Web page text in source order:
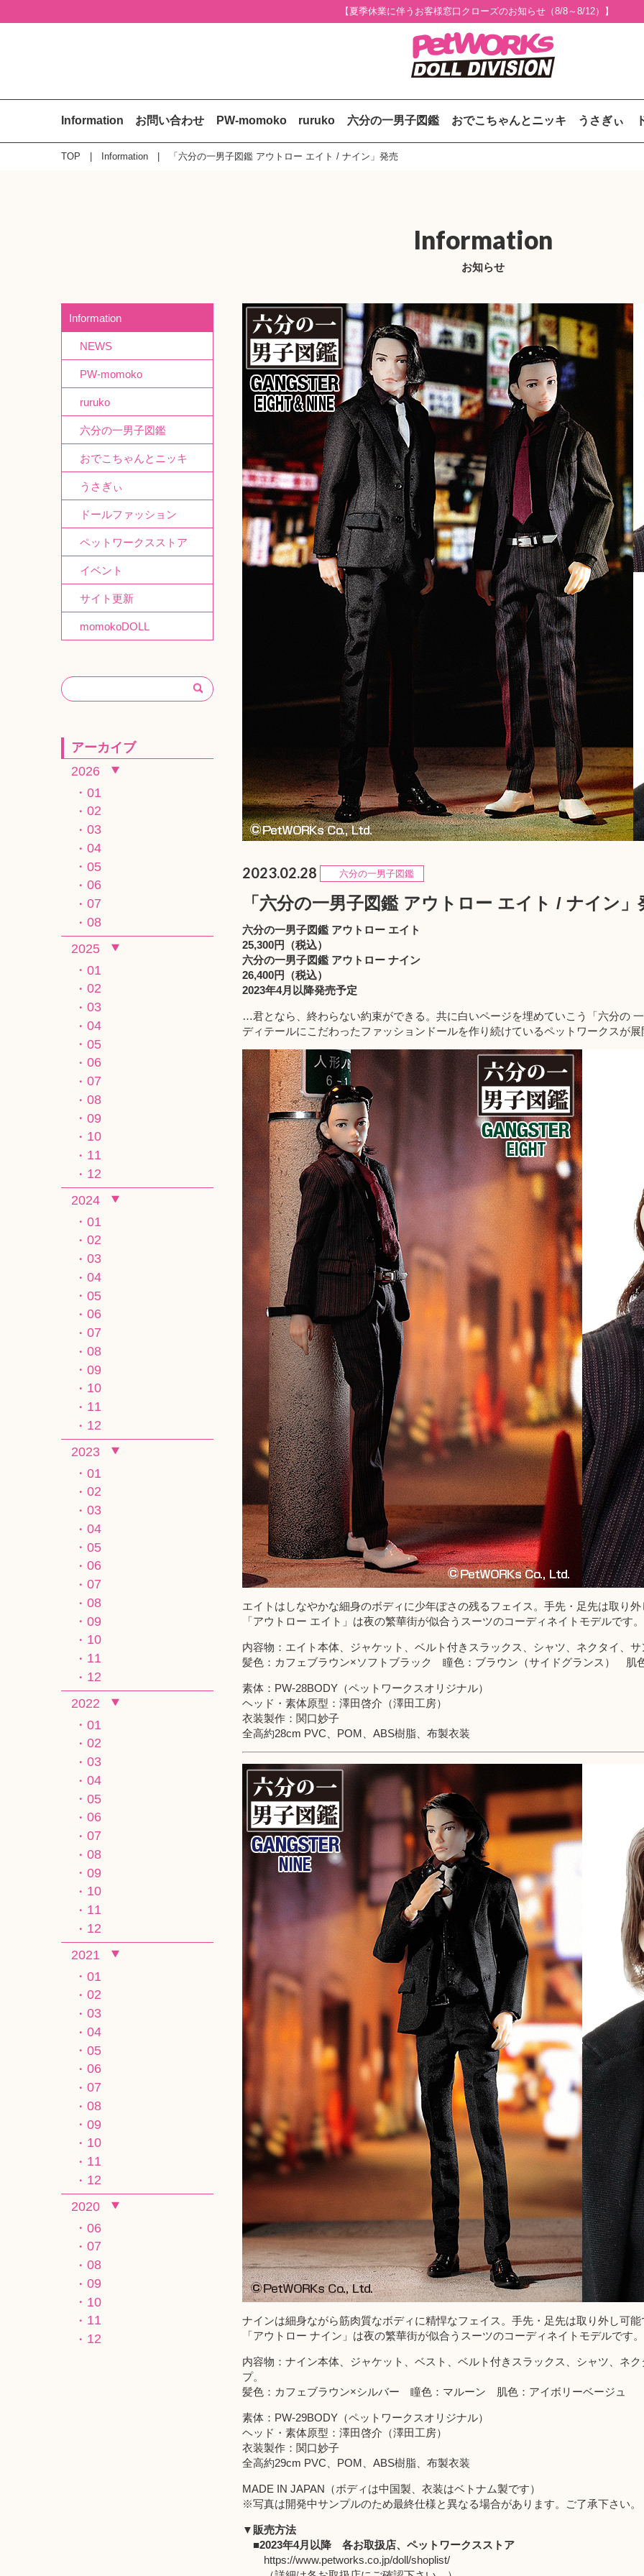
【夏季休業に伴うお客様窓口クローズのお知らせ（8/8～8/12）】
Information お問い合わせ PW-momoko ruruko 六分の一男子図鑑 おでこちゃんとニッキ うさぎぃ
TOP Information 「六分の一男子図鑑 アウトロー エイト / ナイン」発売
Information
お知らせ
2023.02.28 六分の一男子図鑑
「六分の一男子図鑑 アウトロー エイト / ナイン」
六分の一男子図鑑 アウトロー エイト
25,300円（税込）
六分の一男子図鑑 アウトロー ナイン
26,400円（税込）
2023年4月以降発売予定
…君となら、終わらない約束ができる。共に白いページを埋めていこう「六分の
ディテールにこだわったファッションドールを作り続けているペットワークスが
エイトはしなやかな細身のボディに少年ぽさの残るフェイス。手先・足先は取り
「アウトロー エイト」は夜の繁華街が似合うスーツのコーディネイトモデルです。
内容物：エイト本体、ジャケット、ベルト付きスラックス、シャツ、ネクタイ、
髪色：カフェブラウン×ソフトブラック 瞳色：ブラウン（サイドグランス） 肌
素体：PW-28BODY（ペットワークスオリジナル）
ヘッド・素体原型：澤田啓介（澤田工房）
衣装製作：関口妙子
全高約28cm PVC、POM、ABS樹脂、布製衣装
ナインは細身ながら筋肉質なボディに精悍なフェイス。手先・足先は取り外し可
「アウトロー ナイン」は夜の繁華街が似合うスーツのコーディネイトモデルです。
内容物：ナイン本体、ジャケット、ベスト、ベルト付きスラックス、シャツ、ネ
プ。
髪色：カフェブラウン×シルバー 瞳色：マルーン 肌色：アイボリーベージュ
素体：PW-29BODY（ペットワークスオリジナル）
ヘッド・素体原型：澤田啓介（澤田工房）
衣装製作：関口妙子
全高約29cm PVC、POM、ABS樹脂、布製衣装
MADE IN JAPAN（ボディは中国製、衣装はベトナム製です）
※写真は開発中サンプルのため最終仕様と異なる場合があります。ご了承下さい。
▼販売方法
■2023年4月以降 各お取扱店、 ペットワークスストア
https://www.petworks.co.jp/doll/shoplist/
Information
NEWS
PW-momoko
ruruko
六分の一男子図鑑
おでこちゃんとニッキ
うさぎぃ
ドールファッション
ペットワークスストア
イベント
サイト更新
momokoDOLL
アーカイブ
2026
01
02
03
04
05
06
07
08
2025
01
02
03
04
05
06
07
08
09
10
11
12
2024
01
02
03
04
05
06
07
08
09
10
11
12
2023
01
02
03
04
05
06
07
08
09
10
11
12
2022
01
02
03
04
05
06
07
08
09
10
11
12
2021
01
02
03
04
05
06
07
08
09
10
11
12
2020
06
07
08
09
10
11
12